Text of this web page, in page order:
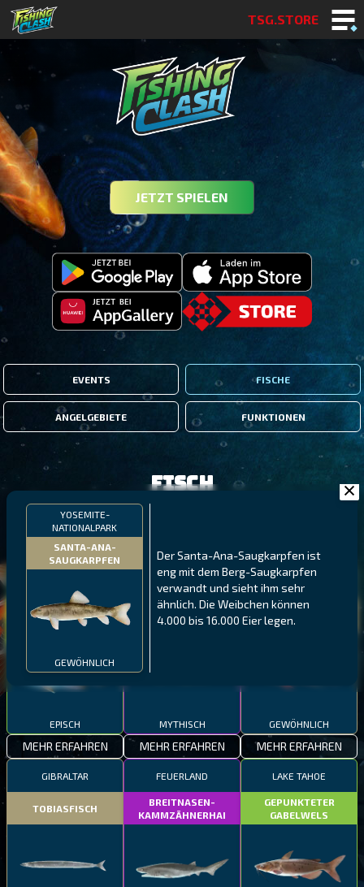
TSG.STORE
JETZT SPIELEN
EVENTS FISCHE
ANGELGEBIETE FUNKTIONEN
YOSEMITE-
NATIONALPARK
SANTA-ANA-
SAUGKARPFEN
GEWÖHNLICH
Der Santa-Ana-Saugkarpfen ist
eng mit dem Berg-Saugkarpfen
verwandt und sieht ihm sehr
ähnlich. Die Weibchen können
4.000 bis 16.000 Eier legen.
Fisch
FILTER
GESTRECKTER
SCHABEMUND-
EPISCH
MEHR ERFAHREN
NÖRDLICHE FJORDE
ATLANTISCHER LENG
MYTHISCH
MEHR ERFAHREN
GALAPAGOS-INSELN
MEXIKANISCHER
SCHWEINSLIPPFISCH
GEWÖHNLICH
MEHR ERFAHREN
GIBRALTAR
TOBIASFISCH
FEUERLAND
BREITNASEN-
KAMMZÄHNERHAI
LAKE TAHOE
GEPUNKTETER
GABELWELS